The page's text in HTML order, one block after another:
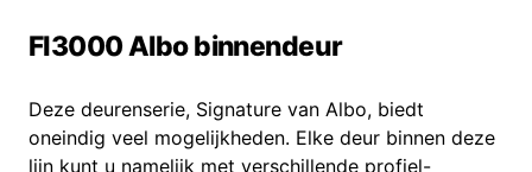
FI3000 Albo binnendeur
Deze deurenserie, Signature van Albo, biedt
oneindig veel mogelijkheden. Elke deur binnen deze
lijn kunt u namelijk met verschillende profiel-